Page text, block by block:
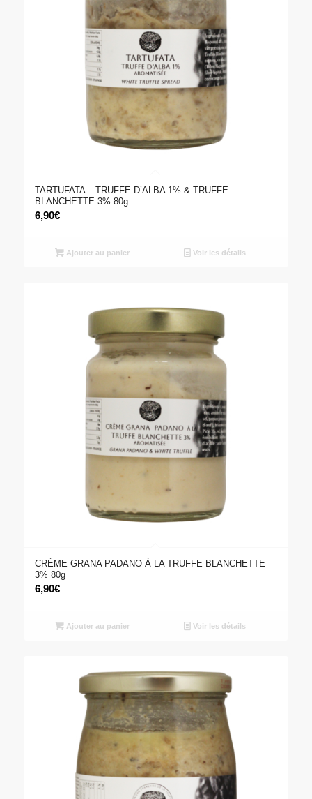
TARTUFATA – TRUFFE D’ALBA 1% & TRUFFE
BLANCHETTE 3% 80g
6,90€
Ajouter au panier Voir les détails
CRÈME GRANA PADANO À LA TRUFFE BLANCHETTE
3% 80g
6,90€
Ajouter au panier Voir les détails